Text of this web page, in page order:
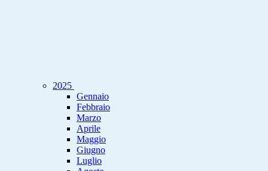
2025
Gennaio
Febbraio
Marzo
Aprile
Maggio
Giugno
Luglio